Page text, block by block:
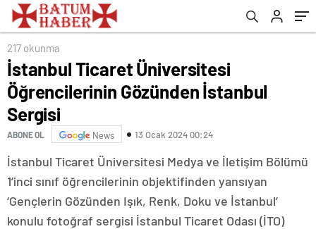
217 okunma
İstanbul Ticaret Üniversitesi
Öğrencilerinin Gözünden İstanbul
Sergisi
ABONE OL News 13 Ocak 2024 00:24
İstanbul Ticaret Üniversitesi Medya ve İletişim Bölümü
1’inci sınıf öğrencilerinin objektifinden yansıyan
‘Gençlerin Gözünden Işık, Renk, Doku ve İstanbul’
konulu fotoğraf sergisi İstanbul Ticaret Odası (İTO)